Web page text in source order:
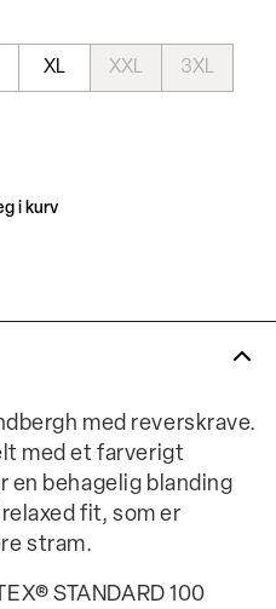
XL XXL 3XL
i kurv
med reverskrave.
med et farverigt
en behagelig blanding
fit, som er
stram.
STANDARD 100